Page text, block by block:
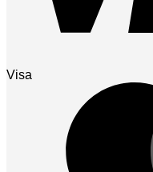
Visa